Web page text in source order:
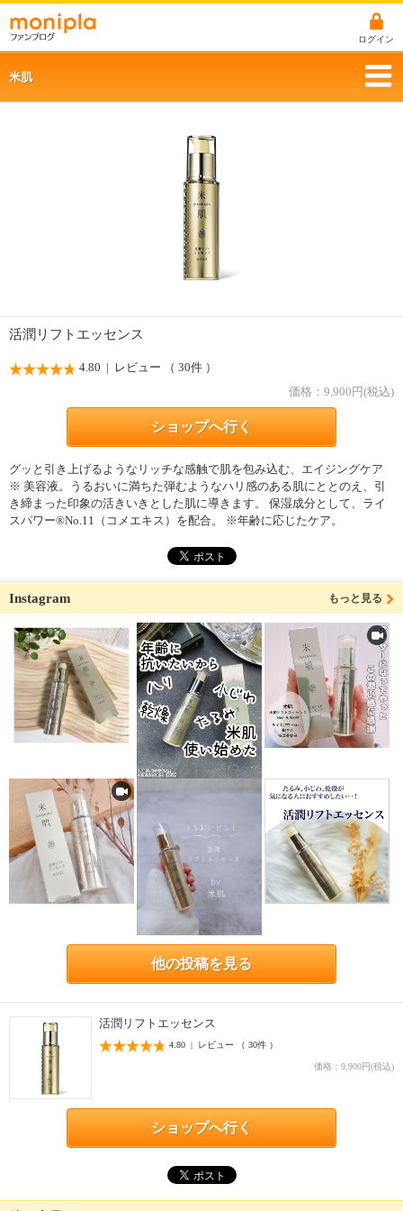
ログイン
米肌
活潤リフトエッセンス
4.80 | レビュー （ 30件 ）
価格： 9,900円(税込)
ショップへ行く
グッと引き上げるようなリッチな感触で肌を包み込む、エイジングケア
※ 美容液。うるおいに満ちた弾むようなハリ感のある肌にととのえ、引
き締まった印象の活きいきとした肌に導きます。 保湿成分として、ライ
スパワー®No.11（コメエキス）を配合。 ※年齢に応じたケア。
Instagram もっと見る
他の投稿を見る
活潤リフトエッセンス
4.80 | レビュー （ 30件 ）
価格：9,900円(税込)
ショップへ行く